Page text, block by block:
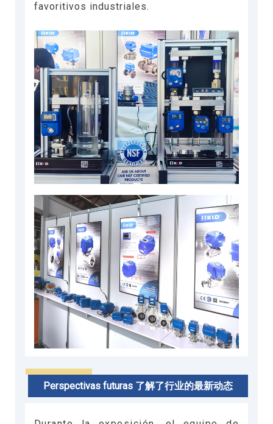
favoritivos industriales.
Perspectivas futuras 了解了行业的最新动态